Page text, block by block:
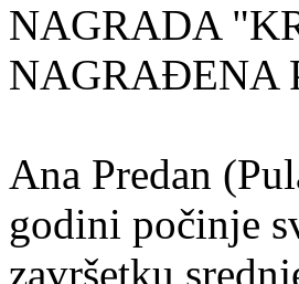
NAGRADA
NAGRAĐENA
Ana Predan
godini počinje
završetku